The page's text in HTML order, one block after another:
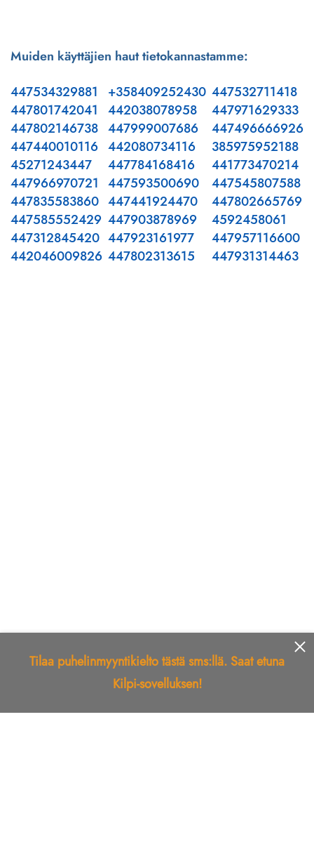
Muiden käyttäjien haut tietokannastamme:
447534329881
447801742041
447802146738
447440010116
45271243447
447966970721
447835583860
447585552429
447312845420
442046009826
+358409252430
442038078958
447999007686
442080734116
447784168416
447593500690
447441924470
447903878969
447923161977
447802313615
447532711418
447971629333
447496666926
385975952188
441773470214
447545807588
447802665769
4592458061
447957116600
447931314463
Tilaa puhelinmyyntikielto tästä sms:llä. Saat etuna
Kilpi-sovelluksen!